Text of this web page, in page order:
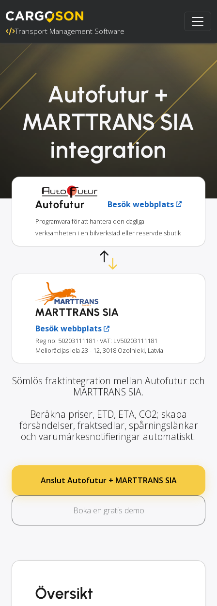
Transport Management Software
Autofutur +
MARTTRANS SIA
integration
Autofutur Besök webbplats
Programvara för att hantera den dagliga
verksamheten i en bilverkstad eller reservdelsbutik
MARTTRANS SIA
Besök webbplats
Reg no: 50203111181 · VAT: LV50203111181
Meliorācijas iela 23 - 12, 3018 Ozolnieki, Latvia
Sömlös fraktintegration mellan Autofutur och
MARTTRANS SIA.
Beräkna priser, ETD, ETA, CO2; skapa
försändelser, fraktsedlar, spårningslänkar
och varumärkesnotifieringar automatiskt.
Anslut Autofutur + MARTTRANS SIA
Boka en gratis demo
Översikt